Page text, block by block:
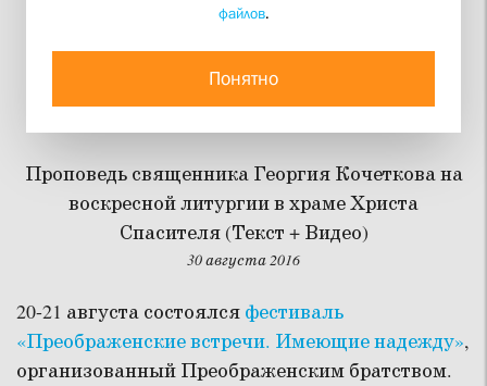
Хождение по водам
нельзя поставить на
поток
Проповедь священника Георгия Кочеткова на
воскресной литургии в храме Христа
Спасителя (Текст + Видео)
30 августа 2016
20-21 августа состоялся фестиваль
«Преображенские встречи. Имеющие надежду»,
организованный Преображенским братством.
файлов.
Понятно